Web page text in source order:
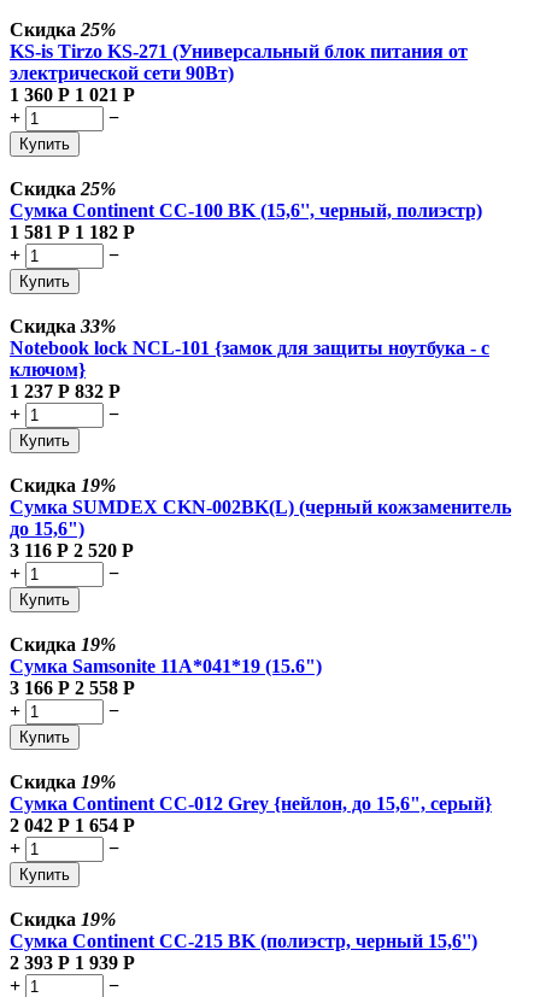
Скидка 25%
KS-is Tirzo KS-271 (Универсальный блок питания от
электрической сети 90Вт)
1 360 Р 1 021 Р
+
−
Купить
Скидка 25%
Сумка Continent CC-100 BK (15,6'', черный, полиэстр)
1 581 Р 1 182 Р
+
−
Купить
Скидка 33%
Notebook lock NCL-101 {замок для защиты ноутбука - с
ключом}
1 237 Р 832 Р
+
−
Купить
Скидка 19%
Сумка SUMDEX CKN-002BK(L) (черный кожзаменитель
до 15,6")
3 116 Р 2 520 Р
+
−
Купить
Скидка 19%
Сумка Samsonite 11A*041*19 (15.6")
3 166 Р 2 558 Р
+
−
Купить
Скидка 19%
Сумка Continent CC-012 Grey {нейлон, до 15,6", серый}
2 042 Р 1 654 Р
+
−
Купить
Скидка 19%
Сумка Continent CC-215 BK (полиэстр, черный 15,6'')
2 393 Р 1 939 Р
+
−